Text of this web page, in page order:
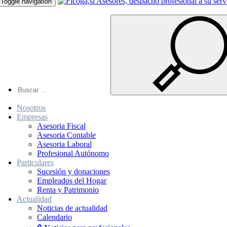
Nosotros
Empresas
Asesoria Fiscal
Asesoria Contable
Asesoria Laboral
Profesional Autónomo
Particulares
Sucesión y donaciones
Empleados del Hogar
Renta y Patrimonio
Actualidad
Noticias de actualidad
Calendario